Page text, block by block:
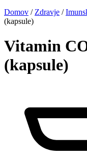
Domov / Zdravje /
(kapsule)
Vitamin
(kapsule)